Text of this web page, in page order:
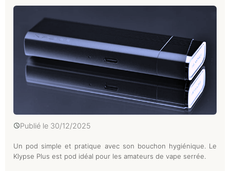
Publié le 30/12/2025
Un pod simple et pratique avec son bouchon hygiénique. Le
Klypse Plus est pod idéal pour les amateurs de vape serrée.